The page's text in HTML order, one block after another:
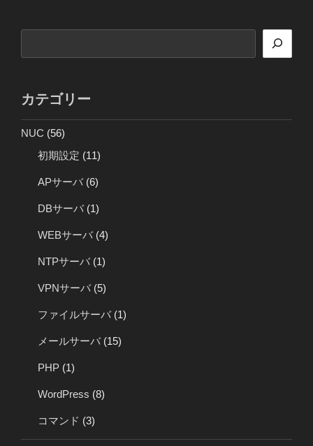
カテゴリー
NUC (56)
初期設定 (11)
APサーバ(6)
DBサーバ(1)
WEBサーバ(4)
NTPサーバ(1)
VPNサーバ(5)
ファイルサーバ(1)
メールサーバ(15)
PHP (1)
WordPress (8)
コマンド (3)